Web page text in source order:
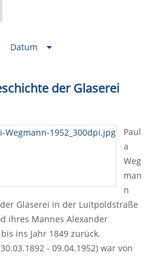
Datum
der Glaserei
Paul
a
Weg
man
n
Glaserei in der Luitpoldstraße
ihres Mannes Alexander
ins Jahr 1849 zurück.
- 09.04.1952) war von